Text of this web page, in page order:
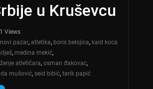
u Kruševcu
Views
pazar, atletika, boris belojica, kaid koca
, medina mekić,
atletičara, osman đakovac,
mušović, seid bibić, tarik papić